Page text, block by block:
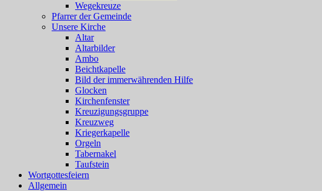
Wegekreuze
Pfarrer der Gemeinde
Unsere Kirche
Altar
Altarbilder
Ambo
Beichtkapelle
Bild der immerwährenden Hilfe
Glocken
Kirchenfenster
Kreuzigungsgruppe
Kreuzweg
Kriegerkapelle
Orgeln
Tabernakel
Taufstein
Wortgottesfeiern
Allgemein